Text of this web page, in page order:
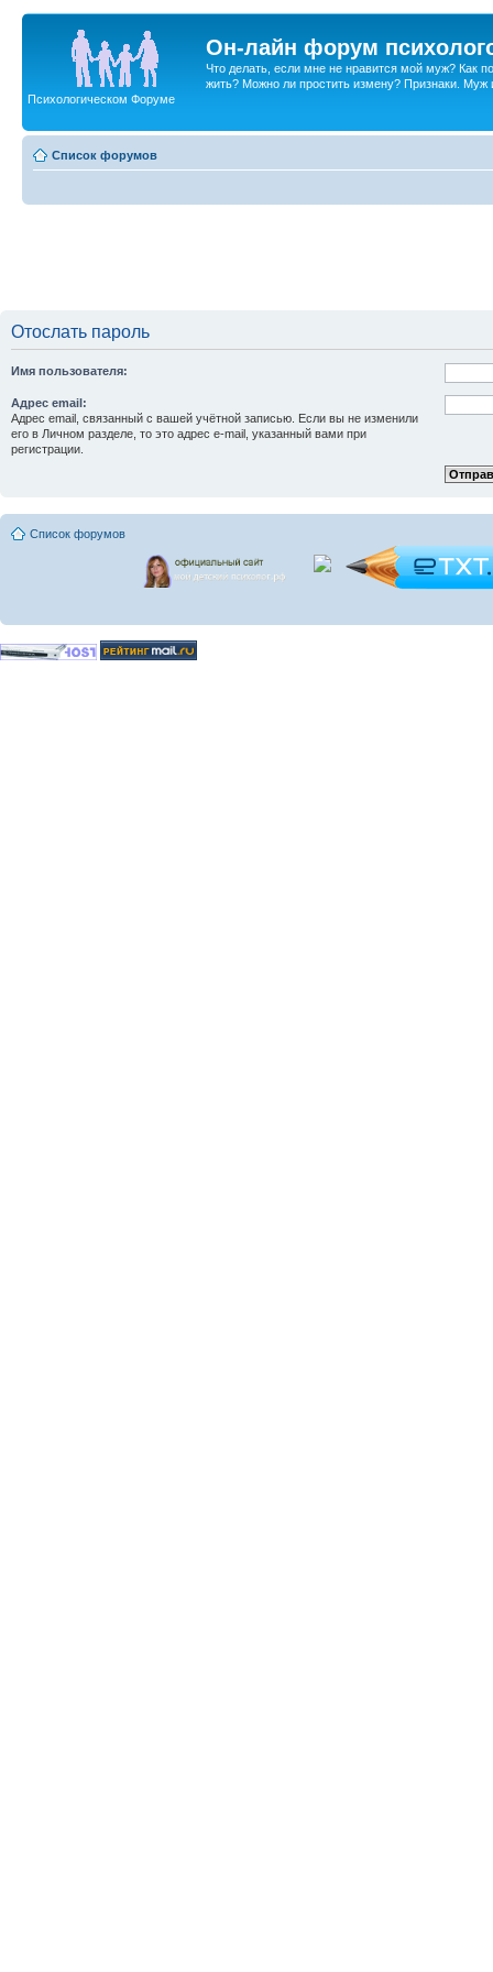
Он-лайн форум
Что делать, если мне не нравится мой муж? Как
жить? Можно ли простить измену? Признаки. Муж
Психологическом Форуме
Список форумов
Отослать пароль
Имя пользователя:
Адрес email:
Адрес email, связанный с вашей учётной записью. Если вы не изменили
его в Личном разделе, то это адрес e-mail, указанный вами при
регистрации.
Список форумов